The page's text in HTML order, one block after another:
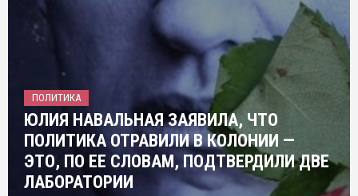
ПОЛИТИКА
ЮЛИЯ НАВАЛЬНАЯ ЗАЯВИЛА, ЧТО
ПОЛИТИКА ОТРАВИЛИ В КОЛОНИИ —
ЭТО, ПО ЕЕ СЛОВАМ, ПОДТВЕРДИЛИ ДВЕ
ЛАБОРАТОРИИ